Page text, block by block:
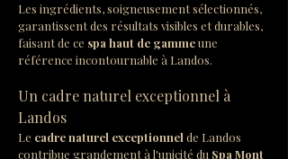
Les ingrédients, soigneusement sélectionnés,
garantissent des résultats visibles et durables,
faisant de ce spa haut de gamme une
référence incontournable à Landos.
Un cadre naturel exceptionnel à
Landos
Le cadre naturel exceptionnel de Landos
contribue grandement à l'unicité du Spa Mont